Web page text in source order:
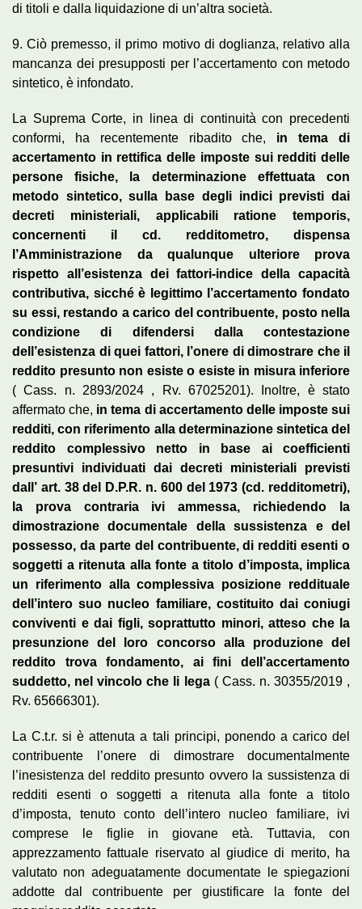
di titoli e dalla liquidazione di un’altra società.
9. Ciò premesso, il primo motivo di doglianza, relativo alla
mancanza dei presupposti per l’accertamento con metodo
sintetico, è infondato.
La Suprema Corte, in linea di continuità con precedenti
conformi, ha recentemente ribadito che, in tema di
accertamento in rettifica delle imposte sui redditi delle
persone fisiche, la determinazione effettuata con
metodo sintetico, sulla base degli indici previsti dai
decreti ministeriali, applicabili ratione temporis,
concernenti il cd. redditometro, dispensa
l’Amministrazione da qualunque ulteriore prova
rispetto all’esistenza dei fattori-indice della capacità
contributiva, sicché è legittimo l’accertamento fondato
su essi, restando a carico del contribuente, posto nella
condizione di difendersi dalla contestazione
dell’esistenza di quei fattori, l’onere di dimostrare che il
reddito presunto non esiste o esiste in misura inferiore
( Cass. n. 2893/2024 , Rv. 67025201). Inoltre, è stato
affermato che, in tema di accertamento delle imposte sui
redditi, con riferimento alla determinazione sintetica del
reddito complessivo netto in base ai coefficienti
presuntivi individuati dai decreti ministeriali previsti
dall’ art. 38 del D.P.R. n. 600 del 1973 (cd. redditometri),
la prova contraria ivi ammessa, richiedendo la
dimostrazione documentale della sussistenza e del
possesso, da parte del contribuente, di redditi esenti o
soggetti a ritenuta alla fonte a titolo d’imposta, implica
un riferimento alla complessiva posizione reddituale
dell’intero suo nucleo familiare, costituito dai coniugi
conviventi e dai figli, soprattutto minori, atteso che la
presunzione del loro concorso alla produzione del
reddito trova fondamento, ai fini dell’accertamento
suddetto, nel vincolo che li lega( Cass. n. 30355/2019 ,
Rv. 65666301).
La C.t.r. si è attenuta a tali principi, ponendo a carico del
contribuente l’onere di dimostrare documentalmente
l’inesistenza del reddito presunto ovvero la sussistenza di
redditi esenti o soggetti a ritenuta alla fonte a titolo
d’imposta, tenuto conto dell’intero nucleo familiare, ivi
comprese le figlie in giovane età. Tuttavia, con
apprezzamento fattuale riservato al giudice di merito, ha
valutato non adeguatamente documentate le spiegazioni
addotte dal contribuente per giustificare la fonte del